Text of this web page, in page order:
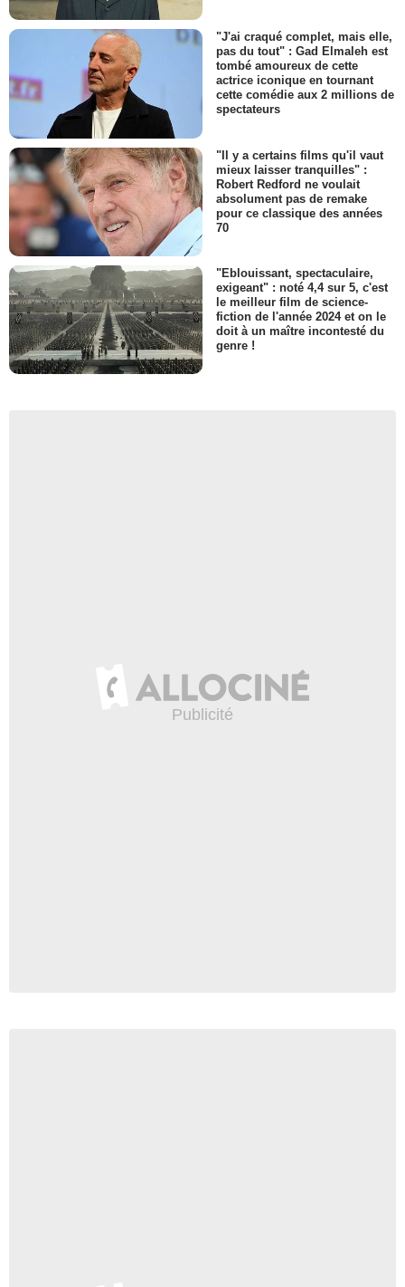
"J'ai craqué complet, mais elle,
pas du tout" : Gad Elmaleh est
tombé amoureux de cette
actrice iconique en tournant
cette comédie aux 2 millions de
spectateurs
"Il y a certains films qu'il vaut
mieux laisser tranquilles" :
Robert Redford ne voulait
absolument pas de remake
pour ce classique des années
70
"Eblouissant, spectaculaire,
exigeant" : noté 4,4 sur 5, c'est
le meilleur film de science-
fiction de l'année 2024 et on le
doit à un maître incontesté du
genre !